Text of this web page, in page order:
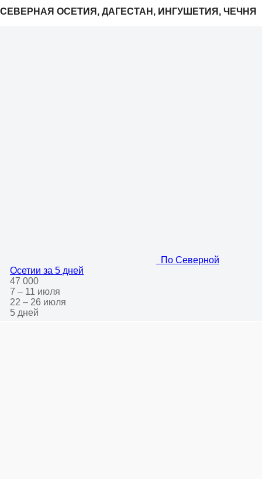
СЕВЕРНАЯ ОСЕТИЯ, ДАГЕСТАН, ИНГУШЕТИЯ, ЧЕЧНЯ
По Северной
Осетии за 5 дней
47 000
7 – 11 июля
22 – 26 июля
5 дней